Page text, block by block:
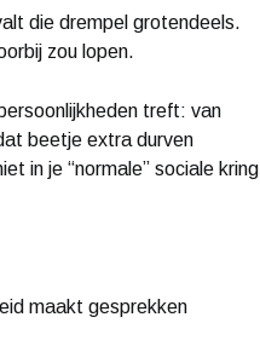
die drempel grotendeels.
zou lopen.
treft: van
beetje extra durven
in je “normale” sociale kring
maakt gesprekken